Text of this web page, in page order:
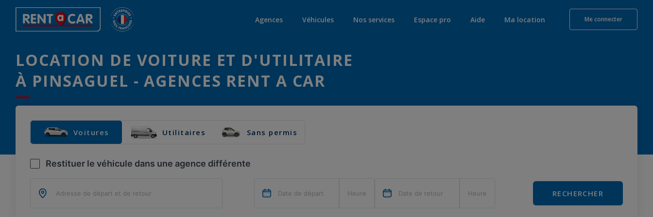
Agences Véhicules Nos services Espace pro Aide Ma location Me connecter
LOCATION DE VOITURE ET D'UTILITAIRE
À PINSAGUEL - AGENCES RENT A CAR
Voitures Utilitaires Sans permis
Restituer le véhicule dans une agence différente
RECHERCHER